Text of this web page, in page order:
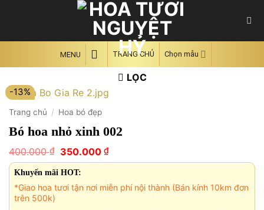
MENU TRANG CHỦ Chọn mẫu
LỌC
-13%
Trang chủ / Hoa bó đẹp
Bó hoa nhỏ xinh 002
400.000₫ Giá
gốc
là:
400.000 ₫.
350.000 ₫Giá
hiện
350.000 ₫.
Khuyến mãi HOT:
*Giao hoa tươi tận nơi miễn phí nội thành (Bán kính 10km đơn
trên 500k)